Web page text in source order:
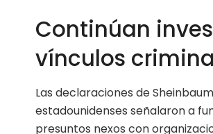
Continúan
vínculos
Las declaraciones de
estadounidenses señalaron a
presuntos nexos con